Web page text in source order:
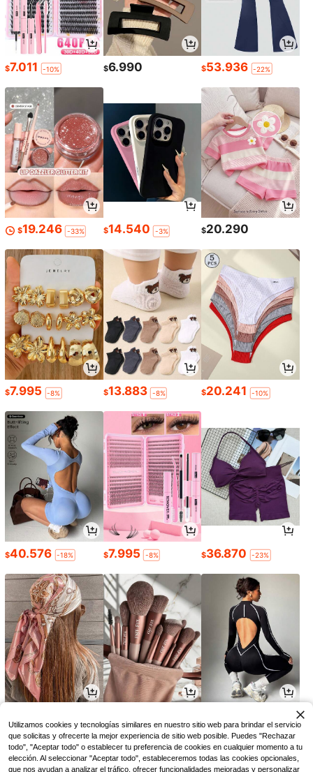
$7.011 -10% $6.990 $53.936 -22%
$19.246 -33% $14.540 -3% $20.290
$7.995 -8% $13.883 -8% $20.241 -10%
$40.576 -18% $7.995 -8% $36.870 -23%
Utilizamos cookies y tecnologías similares en nuestro sitio web para brindar el servicio
que solicitas y ofrecerte la mejor experiencia de sitio web posible. Puedes "Rechazar
todo", "Aceptar todo" o establecer tu preferencia de cookies en cualquier momento a tu
elección. Al seleccionar "Aceptar todo", estableceremos todas las cookies opcionales,
que nos ayudan a analizar el tráfico, ofrecer funcionalidades mejoradas y personalizar